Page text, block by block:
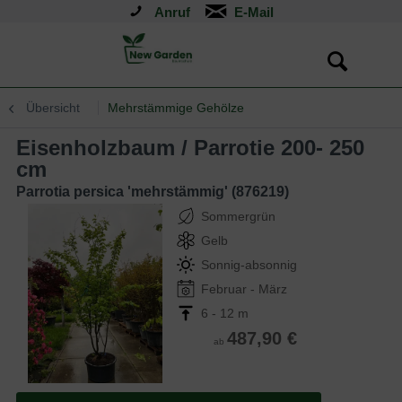
Anruf
Übersicht Mehrstämmige Gehölze
Eisenholzbaum / Parrotie 200- 250
cm
Parrotia persica 'mehrstämmig' (876219)
Sommergrün
Gelb
Sonnig-absonnig
Februar - März
6 - 12 m
ab 487,90 €